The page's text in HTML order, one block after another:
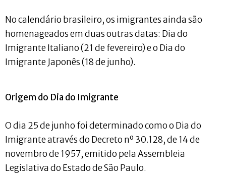
No calendário brasileiro, os imigrantes ainda são
homenageados em duas outras datas: Dia do
Imigrante Italiano (21 de fevereiro) e o Dia do
Imigrante Japonês (18 de junho).
Origem do Dia do Imigrante
O dia 25 de junho foi determinado como o Dia do
Imigrante através do Decreto nº 30.128, de 14 de
novembro de 1957, emitido pela Assembleia
Legislativa do Estado de São Paulo.